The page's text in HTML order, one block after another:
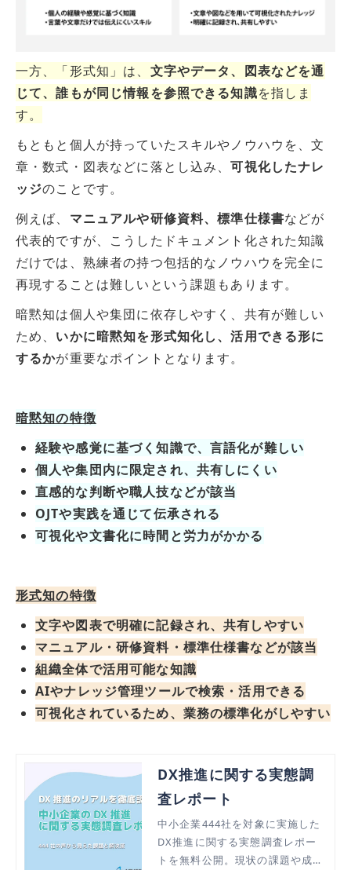
一方、「形式知」は、 文字やデータ、図表などを通
じて、誰もが同じ情報を参照できる知識を指しま
す。
もともと個人が持っていたスキルやノウハウを、文
章・数式・図表などに落とし込み、可視化したナレ
ッジのことです。
例えば、 マニュアルや研修資料、標準仕様書などが
代表的ですが、こうしたドキュメント化された知識
だけでは、熟練者の持つ包括的なノウハウを完全に
再現することは難しいという課題もあります。
暗黙知は個人や集団に依存しやすく、共有が難しい
ため、 いかに暗黙知を形式知化し、活用できる形に
するかが重要なポイントとなります。
暗黙知の特徴
経験や感覚に基づく知識で、言語化が難しい
個人や集団内に限定され、共有しにくい
直感的な判断や職人技などが該当
OJTや実践を通じて伝承される
可視化や文書化に時間と労力がかかる
形式知の特徴
文字や図表で明確に記録され、共有しやすい
マニュアル・研修資料・標準仕様書などが該当
組織全体で活用可能な知識
AIやナレッジ管理ツールで検索・活用できる
可視化されているため、業務の標準化がしやすい
DX推進に関する実態調
査レポート
中小企業444社を対象に実施した
DX推進に関する実態調査レポー
トを無料公開。現状の課題や成功